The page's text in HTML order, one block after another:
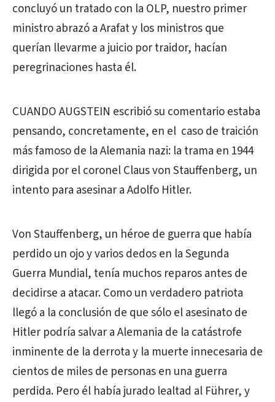
concluyó un tratado con la OLP, nuestro primer
ministro abrazó a Arafat y los ministros que
querían llevarme a juicio por traidor, hacían
peregrinaciones hasta él.
CUANDO AUGSTEIN escribió su comentario estaba
pensando, concretamente, en el caso de traición
más famoso de la Alemania nazi: la trama en 1944
dirigida por el coronel Claus von Stauffenberg, un
intento para asesinar a Adolfo Hitler.
Von Stauffenberg, un héroe de guerra que había
perdido un ojo y varios dedos en la Segunda
Guerra Mundial, tenía muchos reparos antes de
decidirse a atacar. Como un verdadero patriota
llegó a la conclusión de que sólo el asesinato de
Hitler podría salvar a Alemania de la catástrofe
inminente de la derrota y la muerte innecesaria de
cientos de miles de personas en una guerra
perdida. Pero él había jurado lealtad al Führer, y